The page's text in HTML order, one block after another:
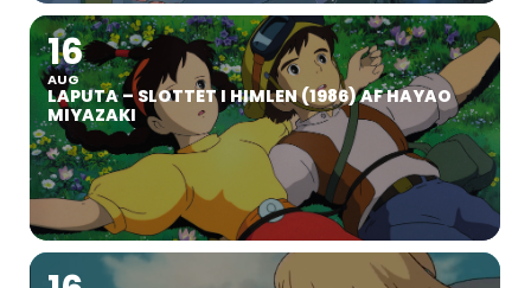
16
AUG
LAPUTA – SLOTTET I HIMLEN (1986) AF HAYAO
MIYAZAKI